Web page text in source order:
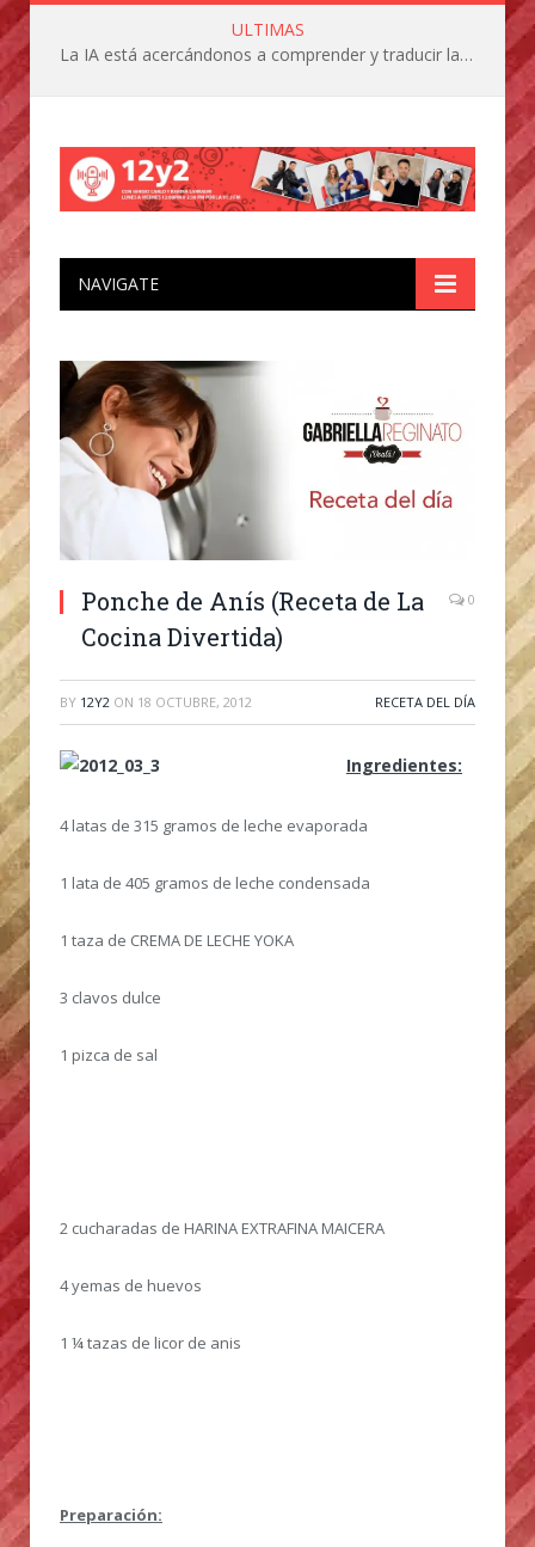
ULTIMAS
La IA está acercándonos a comprender y traducir las vocalizaciones y comportamientos de nuestras mascotas
NAVIGATE
Ponche de Anís (Receta de La
Cocina Divertida)
0
BY 12Y2 ON 18 OCTUBRE, 2012 RECETA DEL DÍA
Ingredientes:
4 latas de 315 gramos de leche evaporada
1 lata de 405 gramos de leche condensada
1 taza de CREMA DE LECHE YOKA
3 clavos dulce
1 pizca de sal
2 cucharadas de HARINA EXTRAFINA MAICERA
4 yemas de huevos
1 ¼ tazas de licor de anis
Preparación: